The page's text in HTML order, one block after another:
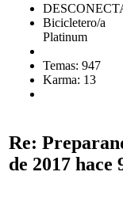
Bicicletero/a
Platinum
Temas: 947
Karma: 13
Re:
de 2017 hace